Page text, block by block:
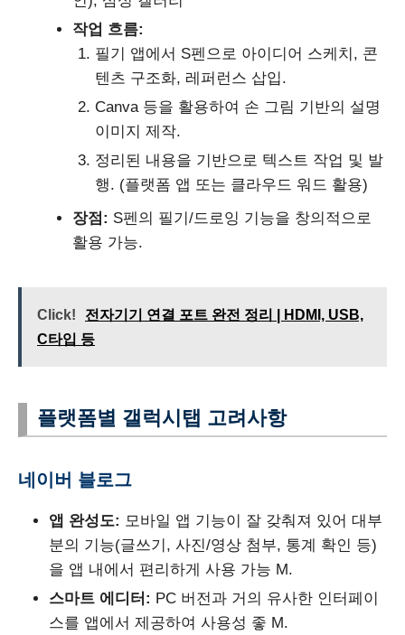
작업 흐름:
필기 앱에서 S펜으로 아이디어 스케치, 콘
텐츠 구조화, 레퍼런스 삽입.
Canva 등을 활용하여 손 그림 기반의 설명
이미지 제작.
정리된 내용을 기반으로 텍스트 작업 및 발
행. (플랫폼 앱 또는 클라우드 워드 활용)
장점: S펜의 필기/드로잉 기능을 창의적으로
활용 가능.
Click!
전자기기 연결 포트 완전 정리 | HDMI, USB,
C타입 등
플랫폼별 갤럭시탭 고려사항
네이버 블로그
앱 완성도: 모바일 앱 기능이 잘 갖춰져 있어 대부
분의 기능(글쓰기, 사진/영상 첨부, 통계 확인 등)
을 앱 내에서 편리하게 사용 가능 M.
스마트 에디터: PC 버전과 거의 유사한 인터페이
스를 앱에서 제공하여 사용성 좋 M.